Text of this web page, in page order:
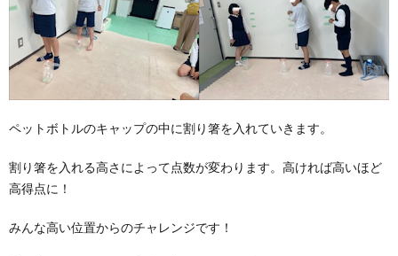
ペットボトルのキャップの中に割り箸を入れていきます。
割り箸を入れる高さによって点数が変わります。高ければ高いほど
高得点に！
みんな高い位置からのチャレンジです！